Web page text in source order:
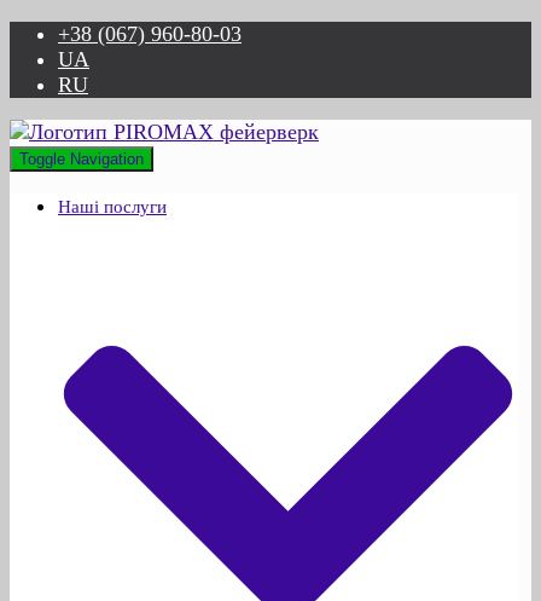
+38 (067) 960-80-03
UA
RU
Toggle Navigation
Наші послуги